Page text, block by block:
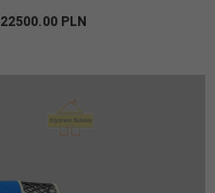
22500.00 PLN